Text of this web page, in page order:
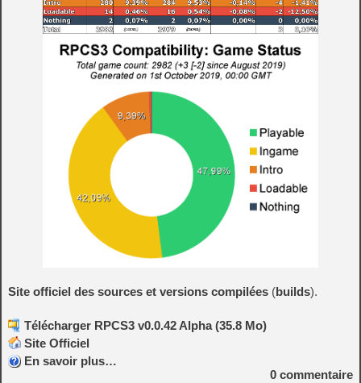
Site officiel des sources et versions compilées (builds).
Télécharger RPCS3 v0.0.42 Alpha (35.8 Mo)
Site Officiel
En savoir plus…
0 commentaire